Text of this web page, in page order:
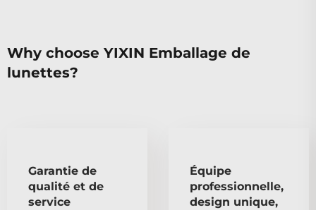
Why choose YIXIN Emballage de
lunettes?
Garantie de
qualité et de
service
Équipe
professionnelle,
design unique,